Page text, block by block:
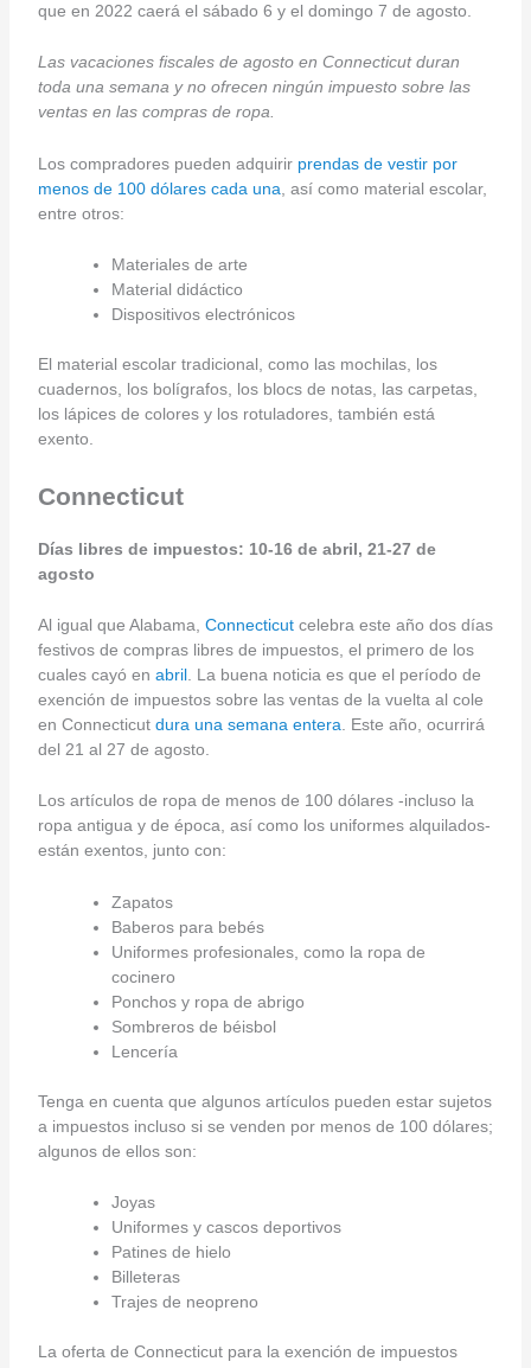
que en 2022 caerá el sábado 6 y el domingo 7 de agosto.
Las vacaciones fiscales de agosto en Connecticut duran
toda una semana y no ofrecen ningún impuesto sobre las
ventas en las compras de ropa.
Los compradores pueden adquirir prendas de vestir por
menos de 100 dólares cada una , así como material escolar,
entre otros:
Materiales de arte
Material didáctico
Dispositivos electrónicos
El material escolar tradicional, como las mochilas, los
cuadernos, los bolígrafos, los blocs de notas, las carpetas,
los lápices de colores y los rotuladores, también está
exento.
Connecticut
Días libres de impuestos: 10-16 de abril, 21-27 de
agosto
Al igual que Alabama, Connecticutcelebra este año dos días
festivos de compras libres de impuestos, el primero de los
cuales cayó en abril. La buena noticia es que el período de
exención de impuestos sobre las ventas de la vuelta al cole
en Connecticut dura una semana entera . Este año, ocurrirá
del 21 al 27 de agosto.
Los artículos de ropa de menos de 100 dólares -incluso la
ropa antigua y de época, así como los uniformes alquilados-
están exentos, junto con:
Zapatos
Baberos para bebés
Uniformes profesionales, como la ropa de
cocinero
Ponchos y ropa de abrigo
Sombreros de béisbol
Lencería
Tenga en cuenta que algunos artículos pueden estar sujetos
a impuestos incluso si se venden por menos de 100 dólares;
algunos de ellos son:
Joyas
Uniformes y cascos deportivos
Patines de hielo
Billeteras
Trajes de neopreno
La oferta de Connecticut para la exención de impuestos